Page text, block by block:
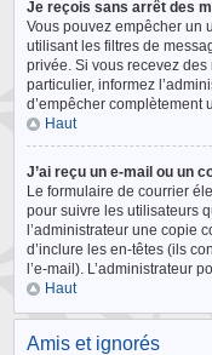
Je reçois sans arrêt des
Vous pouvez empêcher un
utilisant les filtres de
privée. Si vous recevez
particulier, informez
d’empêcher complètement
Haut
J’ai reçu un e-mail ou un
Le formulaire de courrier
pour suivre les utilisateurs
l’administrateur une copie
d’inclure les en-têtes (ils
l’e-mail). L’administrateur
Haut
Amis et ignorés